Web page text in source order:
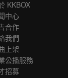
KKBOX
中心
合作
我們
上架
公播服務
招募